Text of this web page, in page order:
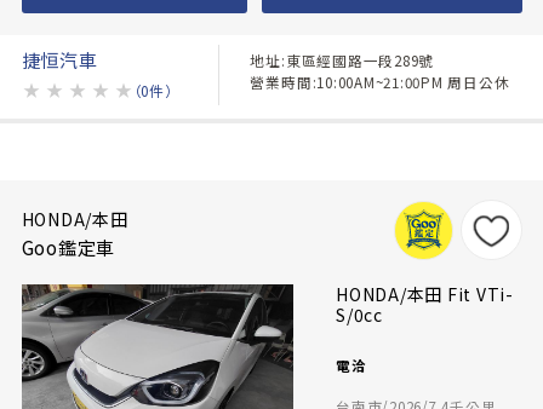
捷恒汽車
★ ★ ★ ★ ★ （0件）
地址:東區經國路一段289號
營業時間:10:00AM~21:00PM 周日公休
HONDA/本田
Goo鑑定車
HONDA/本田 Fit VTi-
S/0cc
電洽